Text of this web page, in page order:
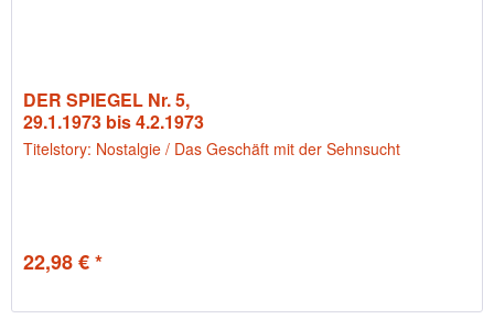
DER SPIEGEL Nr. 5,
29.1.1973 bis 4.2.1973
Titelstory: Nostalgie / Das Geschäft mit der Sehnsucht
22,98 € *